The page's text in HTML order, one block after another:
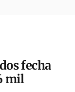
fecha
mil